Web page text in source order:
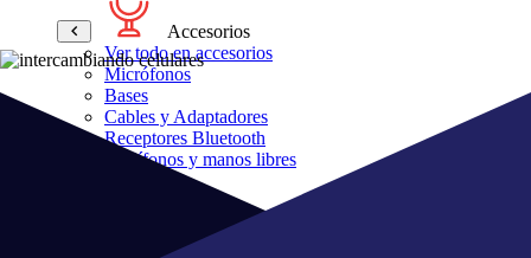
Accesorios
Ver todo en accesorios
Micrófonos
Bases
Cables y Adaptadores
Receptores Bluetooth
Audífonos y manos libres